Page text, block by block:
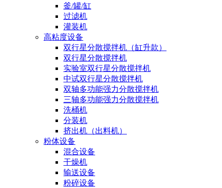
釜/罐/缸
过滤机
灌装机
高粘度设备
双行星分散搅拌机（缸升款）
双行星分散搅拌机
实验室双行星分散搅拌机
中试双行星分散搅拌机
双轴多功能强力分散搅拌机
三轴多功能强力分散搅拌机
洗桶机
分装机
挤出机（出料机）
粉体设备
混合设备
干燥机
输送设备
粉碎设备